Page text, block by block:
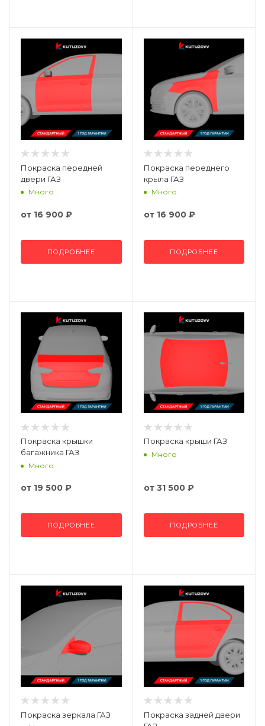
Покраска передней
двери ГАЗ
Много
от 16 900 ₽
ПОДРОБНЕЕ
Покраска переднего
крыла ГАЗ
Много
от 16 900 ₽
ПОДРОБНЕЕ
Покраска крышки
багажника ГАЗ
Много
от 19 500 ₽
ПОДРОБНЕЕ
Покраска крыши ГАЗ
Много
от 31 500 ₽
ПОДРОБНЕЕ
Покраска зеркала ГАЗ
Покраска задней двери